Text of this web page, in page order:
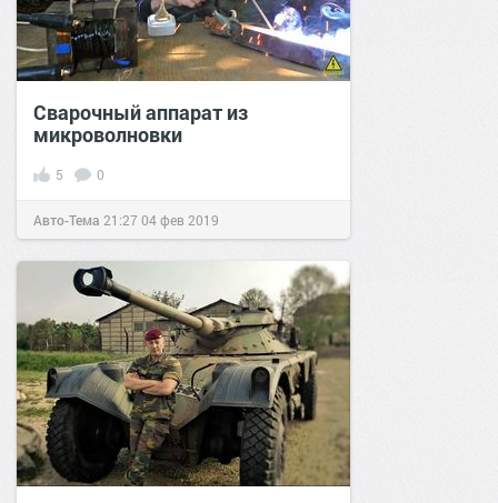
Сварочный аппарат из
микроволновки
5 0
Авто-Тема 21:27 04 фев 2019